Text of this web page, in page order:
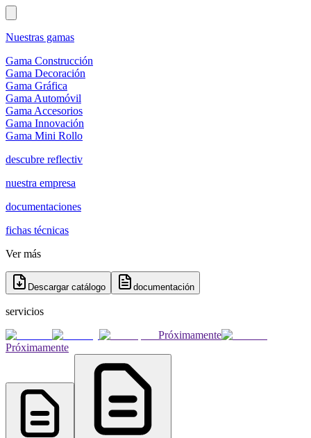
Nuestras gamas
Gama Construcción
Gama Decoración
Gama Gráfica
Gama Automóvil
Gama Accesorios
Gama Innovación
Gama Mini Rollo
descubre reflectiv
nuestra empresa
documentaciones
fichas técnicas
Ver más
Descargar catálogo documentación
servicios
Próximamente
Próximamente